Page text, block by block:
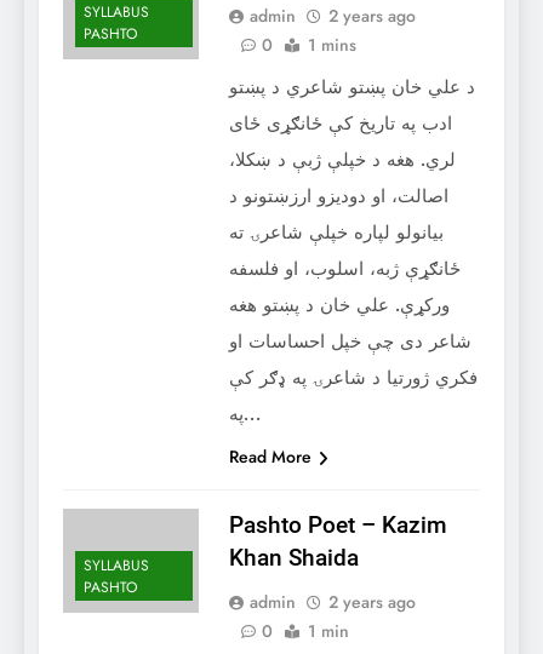
SYLLABUS
PASHTO
admin
2 years ago
0
1 mins
د علي خان پښتو شاعري د پښتو
ادب په تاریخ کې ځانګړی ځای
لري. هغه د خپلې ژبې د ښکلا،
اصالت، او دودیزو ارزښتونو د
بیانولو لپاره خپلې شاعرۍ ته
ځانګړې ژبه، اسلوب، او فلسفه
ورکړې. علي خان د پښتو هغه
شاعر دی چې خپل احساسات او
فکري ژورتیا د شاعرۍ په ډګر کې
په…
Read More
SYLLABUS
PASHTO
Pashto Poet – ‌Kazim
Khan Shaida
admin
2 years ago
0
1 min